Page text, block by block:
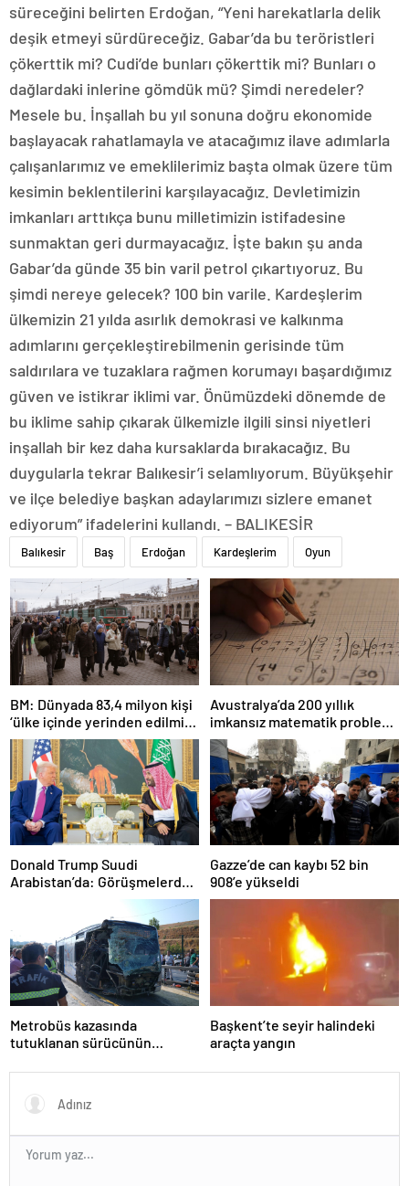
süreceğini belirten Erdoğan, “Yeni harekatlarla delik
deşik etmeyi sürdüreceğiz. Gabar’da bu teröristleri
çökerttik mi? Cudi’de bunları çökerttik mi? Bunları o
dağlardaki inlerine gömdük mü? Şimdi neredeler?
Mesele bu. İnşallah bu yıl sonuna doğru ekonomide
başlayacak rahatlamayla ve atacağımız ilave adımlarla
çalışanlarımız ve emeklilerimiz başta olmak üzere tüm
kesimin beklentilerini karşılayacağız. Devletimizin
imkanları arttıkça bunu milletimizin istifadesine
sunmaktan geri durmayacağız. İşte bakın şu anda
Gabar’da günde 35 bin varil petrol çıkartıyoruz. Bu
şimdi nereye gelecek? 100 bin varile. Kardeşlerim
ülkemizin 21 yılda asırlık demokrasi ve kalkınma
adımlarını gerçekleştirebilmenin gerisinde tüm
saldırılara ve tuzaklara rağmen korumayı başardığımız
güven ve istikrar iklimi var. Önümüzdeki dönemde de
bu iklime sahip çıkarak ülkemizle ilgili sinsi niyetleri
inşallah bir kez daha kursaklarda bırakacağız. Bu
duygularla tekrar Balıkesir’i selamlıyorum. Büyükşehir
ve ilçe belediye başkan adaylarımızı sizlere emanet
ediyorum” ifadelerini kullandı. – BALIKESİR
Balıkesir Baş Erdoğan Kardeşlerim Oyun
BM: Dünyada 83,4 milyon kişi
‘ülke içinde yerinden edilmiş’
olarak yaşıyor
Avustralya’da 200 yıllık
imkansız matematik problemi
çözüldü
Donald Trump Suudi
Arabistan’da: Görüşmelerde
Gazze’de can kaybı 52 bin
908’e yükseldi
Metrobüs kazasında
tutuklanan sürücünün
Başkent’te seyir halindeki
araçta yangın